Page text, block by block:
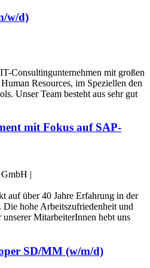
w/d)
Consultingunternehmen mit großen
Resources, im Speziellen den
Unser Team besteht aus sehr gut
mit Fokus auf SAP-
|
auf über 40 Jahre Erfahrung in der
Die hohe Arbeitszufriedenheit und
MitarbeiterInnen hebt uns
SD/MM (w/m/d)